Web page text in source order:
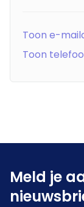
Toon e-
Toon
Meld je